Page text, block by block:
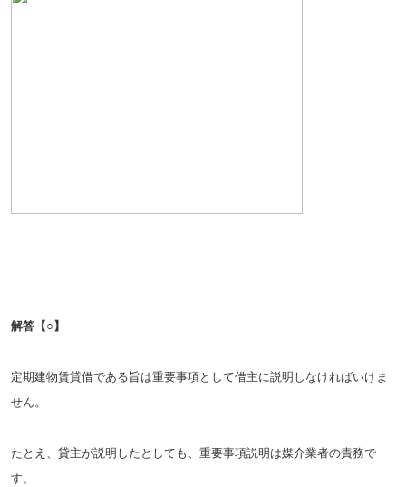
解答【○】
定期建物賃貸借である旨は重要事項として借主に説明しなければいけま
せん。
たとえ、貸主が説明したとしても、重要事項説明は媒介業者の責務で
す。